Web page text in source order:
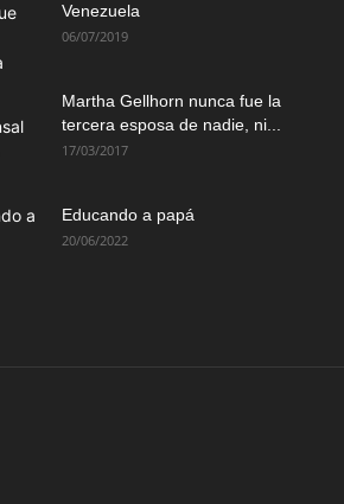
Venezuela
06/07/2019
Martha Gellhorn nunca fue la
tercera esposa de nadie, ni...
17/03/2017
Educando a papá
20/06/2022